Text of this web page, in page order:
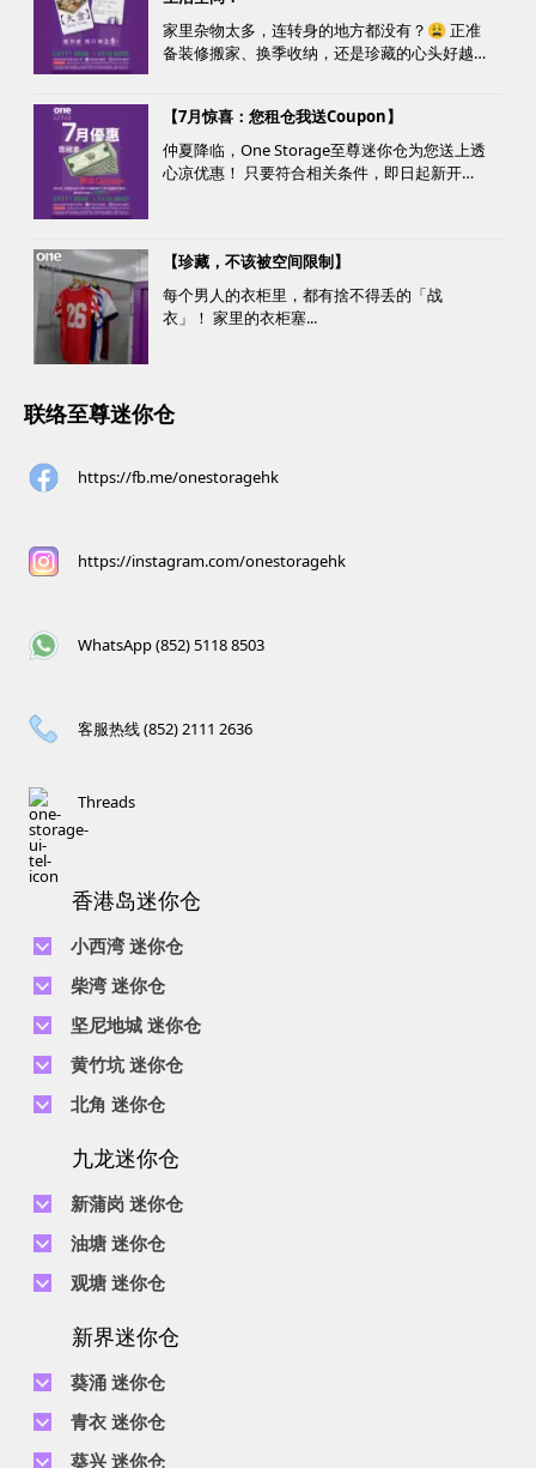
家里杂物太多，连转身的地方都没有？😩 正准
备装修搬家、换季收纳，还是珍藏的心头好越
【7月惊喜：您租仓我送Coupon】
仲夏降临，One Storage至尊迷你仓为您送上透
心凉优惠！ 只要符合相关条件，即日起新开仓
物乐。 优惠详情...
【珍藏，不该被空间限制】
每个男人的衣柜里，都有捨不得丢的「战
衣」！ 家里的衣柜塞...
联络至尊迷你仓
https://fb.me/onestoragehk
https://instagram.com/onestoragehk
WhatsApp (852) 5118 8503
客服热线 (852) 2111 2636
Threads
香港岛迷你仓
小西湾 迷你仓
电话 :2111 1062
地址 : 柴湾新业街5号王子工业大厦4楼
地址 : 柴湾新业街11号森龙工业大厦7楼B室
柴湾 迷你仓
电话 :2194 0038
地址 : 柴湾祥利街7号万峰工业大厦6楼C室
地址 : 柴湾利众街20号柴湾中心工业大厦6楼B室及14楼B1室
坚尼地城 迷你仓
电话 : 2623 0280
地址 : 坚尼地城士美菲路12P号祥兴工业大厦9楼
黄竹坑 迷你仓
电话 :2680 9691
地址 : 黄竹坑道18号瑞琪工业大厦14楼A室
电话 :2116 8113
北角 迷你仓
地址 : 香港屈臣道4-6号海景大厦B座10楼4&6室
九龙迷你仓
新蒲岗 迷你仓
电话 :2111 0509
地址 : 新蒲岗景福街106号太子工业大厦15楼B室
地址 : 新蒲岗五芳街8号利嘉工业大厦9楼CD室
电话 :2116 5165
地址 : 新蒲岗景福街114号捷景工业大厦3楼A室
油塘 迷你仓
电话 :2623 0300
地址 : 油塘四山街4号华辉工业大厦一楼C室
观塘 迷你仓
地址 : 观塘伟业街146号美嘉工业大厦5楼A室
新界迷你仓
葵涌 迷你仓
电话 :2111 2683
地址 : 葵涌昌荣路9-11号同珍工业大厦B座19楼
青衣 迷你仓
电话 :2111 1063
葵兴 迷你仓